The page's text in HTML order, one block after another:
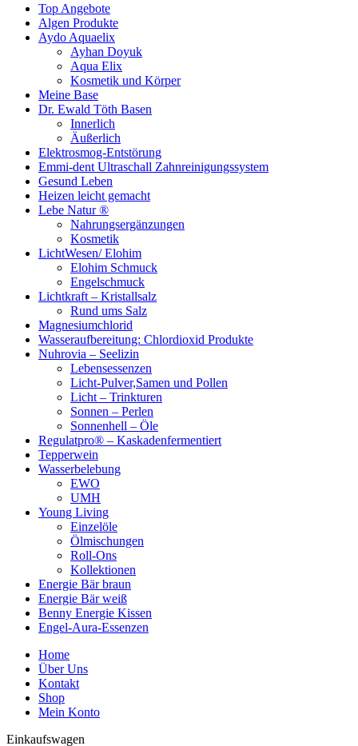
Top Angebote
Algen Produkte
Aydo Aquaelix
Ayhan Doyuk
Aqua Elix
Kosmetik und Körper
Meine Base
Dr. Ewald Töth Basen
Innerlich
Äußerlich
Elektrosmog-Entstörung
Emmi-dent Ultraschall Zahnreinigungssystem
Gesund Leben
Heizen leicht gemacht
Lebe Natur ®
Nahrungsergänzungen
Kosmetik
LichtWesen/ Elohim
Elohim Schmuck
Engelschmuck
Lichtkraft – Kristallsalz
Rund ums Salz
Magnesiumchlorid
Wasseraufbereitung: Chlordioxid Produkte
Nuhrovia – Seelizin
Lebensessenzen
Licht-Pulver,Samen und Pollen
Licht – Trinkturen
Sonnen – Perlen
Sonnenhell – Öle
Regulatpro® – Kaskadenfermentiert
Tepperwein
Wasserbelebung
EWO
UMH
Young Living
Einzelöle
Ölmischungen
Roll-Ons
Kollektionen
Energie Bär braun
Energie Bär weiß
Benny Energie Kissen
Engel-Aura-Essenzen
Home
Über Uns
Kontakt
Shop
Mein Konto
Einkaufswagen